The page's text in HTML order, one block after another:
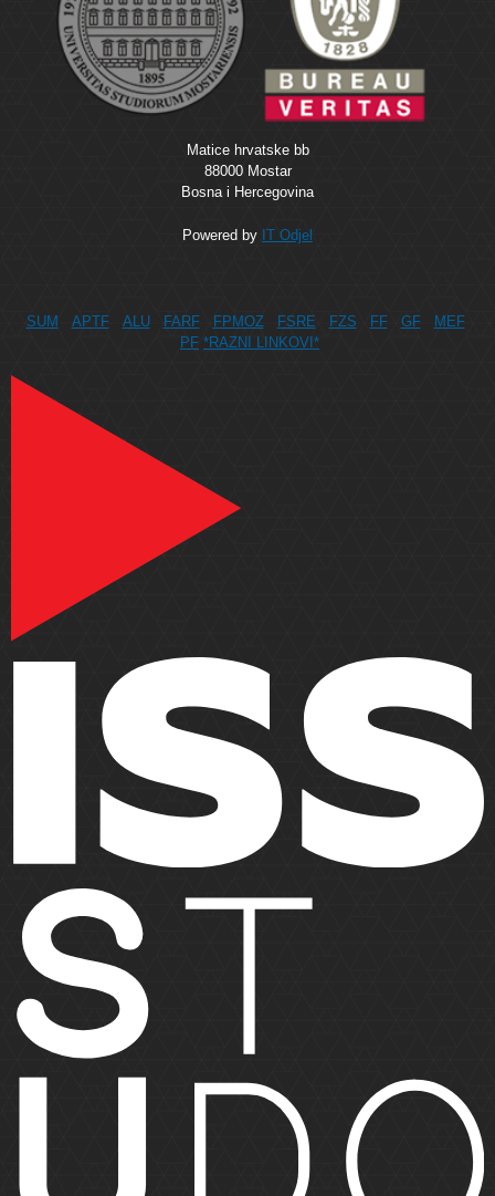
Matice hrvatske bb
88000 Mostar
Bosna i Hercegovina
Powered by IT Odjel
SUM APTF ALU FARF FPMOZ FSRE FZS FF GF
MEF
PF *RAZNI LINKOVI*